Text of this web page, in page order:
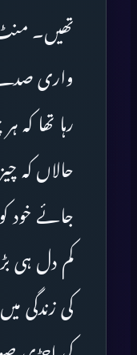
تھیں۔
واری
رہا تھا کہ
حالاں کہ
جائے خود
کم دل ہی
کی زندگی